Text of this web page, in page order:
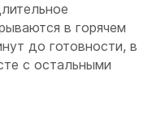
в горячем
до готовности, в
с остальными